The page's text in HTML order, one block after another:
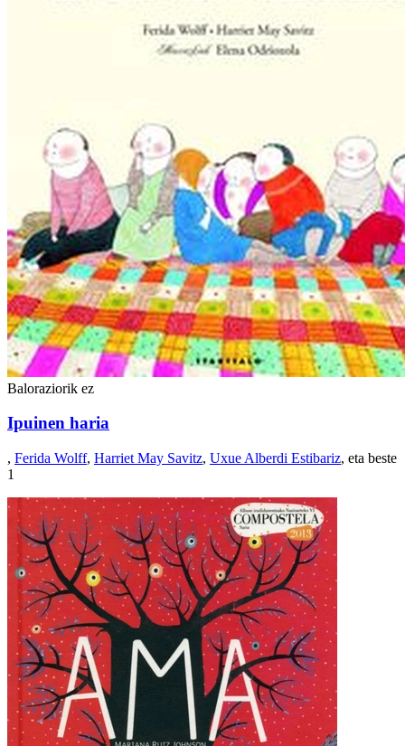
Baloraziorik ez
Ipuinen haria
, Ferida Wolff, Harriet May Savitz, Uxue Alberdi Estibariz, eta beste
1